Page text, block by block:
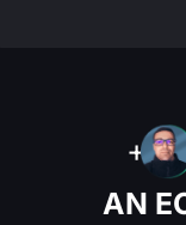
+
AN